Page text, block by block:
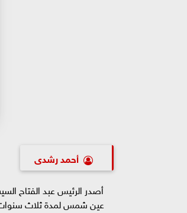
أحمد رشدى
أصدر الرئيس عبد الفتاح
عين شمس لمدة ثلاث